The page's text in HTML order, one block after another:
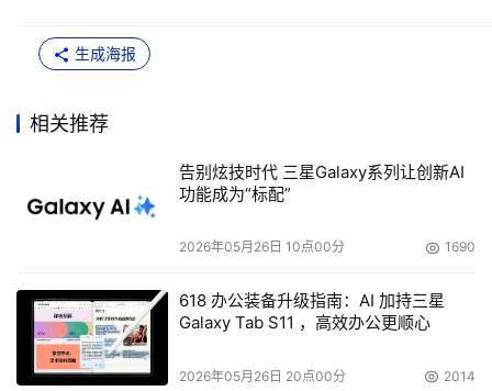
生成海报
相关推荐
告别炫技时代 三星Galaxy系列让创新AI
功能成为“标配”
2026年05月26日 10点00分 1690
618 办公装备升级指南：AI 加持三星
Galaxy Tab S11 ，高效办公更顺心
2026年05月26日 20点00分 2014